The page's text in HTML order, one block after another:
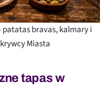
patatas bravas, kalmary i
Miasta
tapas w